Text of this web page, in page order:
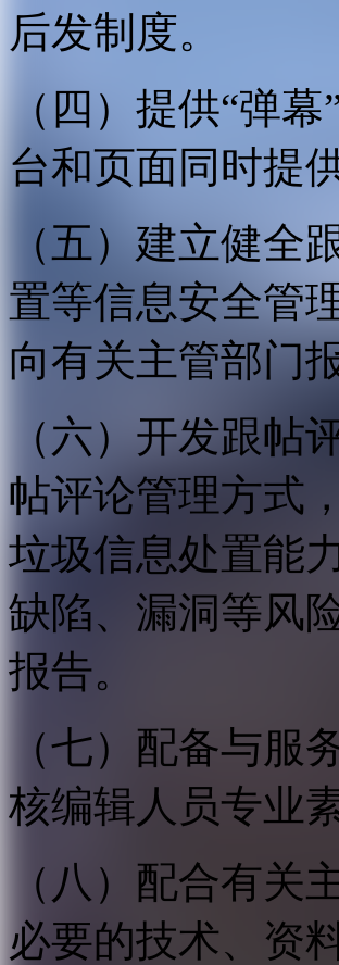
后发制度。
（四）提供“弹
台和页面同时提
（五）建立健全
置等信息安全管
向有关主管部门
（六）开发跟帖
帖评论管理方式
垃圾信息处置能
缺陷、漏洞等风
报告。
（七）配备与服
核编辑人员专业
（八）配合有关
必要的技术、资